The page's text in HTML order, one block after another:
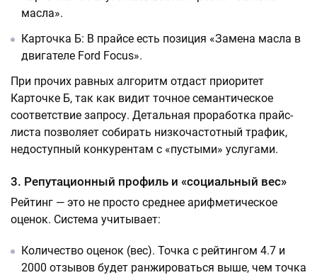
масла».
Карточка Б: В прайсе есть позиция «Замена масла в
двигателе Ford Focus».
При прочих равных алгоритм отдаст приоритет
Карточке Б, так как видит точное семантическое
соответствие запросу. Детальная проработка прайс-
листа позволяет собирать низкочастотный трафик,
недоступный конкурентам с «пустыми» услугами.
3. Репутационный профиль и «социальный вес»
Рейтинг — это не просто среднее арифметическое
оценок. Система учитывает:
Количество оценок (вес). Точка с рейтингом 4.7 и
2000 отзывов будет ранжироваться выше, чем точка